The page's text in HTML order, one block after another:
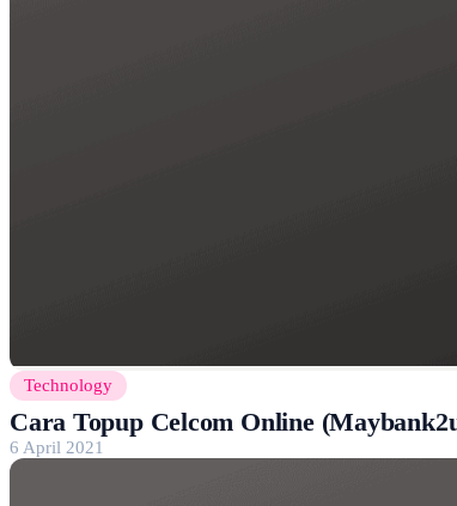
Technology
Cara Topup Celcom Online
6 April 2021